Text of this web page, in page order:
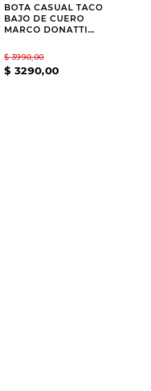
BOTA CASUAL TACO
BAJO DE CUERO
MARCO DONATTI
$ 3990,00
$ 3290,00